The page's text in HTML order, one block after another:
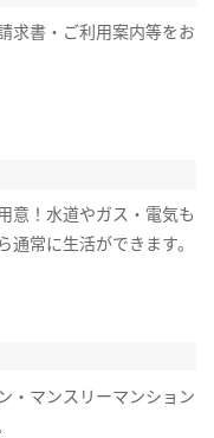
求書・ご利用案内等をお
意！水道やガス・電気も
常に生活ができます。
・マンスリーマンション